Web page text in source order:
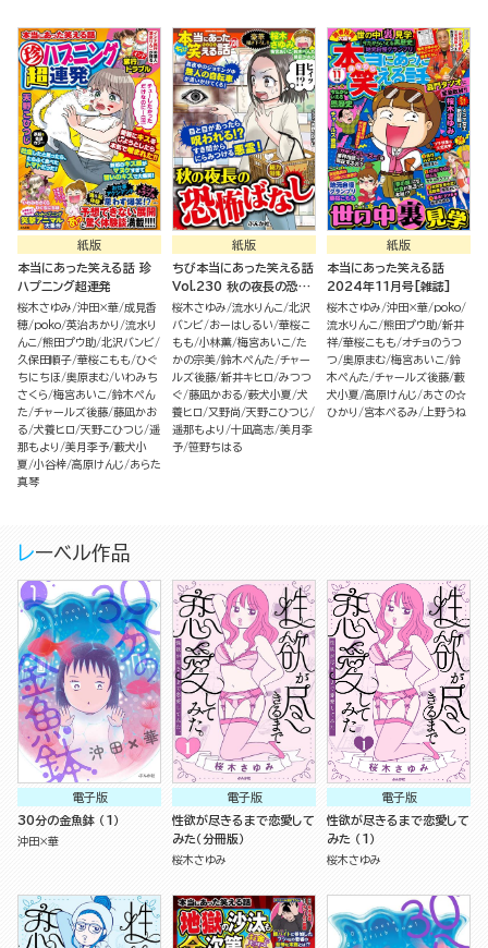
紙版
本当にあった笑える話 珍
ハプニング超連発
桜木さゆみ 沖田×華 成見香
穂 poko 英治あかり
流水り
んこ 熊田プウ助 北沢バンビ
久保田順子 華桜こもも ひぐ
ちにちほ 奥原まむ いわみち
さくら 梅宮あいこ 鈴木ぺん
た チャールズ後藤 藤凪かお
る 犬養ヒロ 天野こひつじ 遥
那もより
美月李予 藪犬小
夏 小谷梓 高原けんじ
あらた
真琴
紙版
ちび本当にあった笑える話
Vol.230 秋の夜長の恐怖
ばなし
桜木さゆみ 流水りんこ 北沢
バンビ おーはしるい 華桜こ
もも 小林薫 梅宮あいこ た
かの宗美 鈴木ぺんた チャー
ルズ後藤 新井キヒロ みつつ
ぐ 藤凪かおる 薮犬小夏 犬
養ヒロ 又野尚 天野こひつじ
遥那もより
十凪高志 美月李
予 笹野ちはる
紙版
本当にあった笑える話
2024年11月号[雑誌]
桜木さゆみ 沖田×華 poko
流水りんこ 熊田プウ助 新井
祥 華桜こもも オチョのうつ
つ 奥原まむ 梅宮あいこ 鈴
木ぺんた チャールズ後藤 藪
犬小夏 高原けんじ
あさの☆
ひかり
宮本ぺるみ 上野うね
レーベル作品
電子版
30分の金魚鉢 （1）
沖田×華
電子版
性欲が尽きるまで恋愛して
みた（分冊版）
桜木さゆみ
電子版
性欲が尽きるまで恋愛して
みた （1）
桜木さゆみ